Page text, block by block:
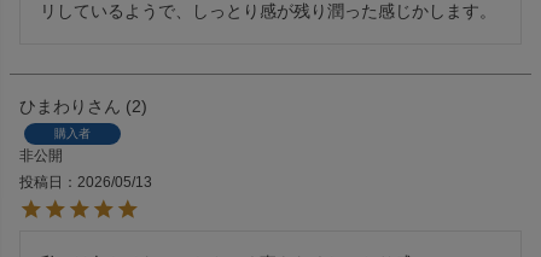
リしているようで、しっとり感が残り潤った感じかします。
ひまわり 2
購入者
非公開
投稿日
2026/05/13